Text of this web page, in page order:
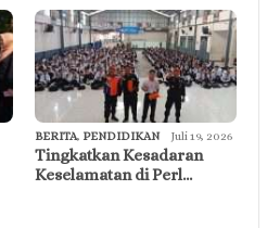
BERITA, PENDIDIKAN Juli 19, 2026
Tingkatkan Kesadaran
Keselamatan di Perl…